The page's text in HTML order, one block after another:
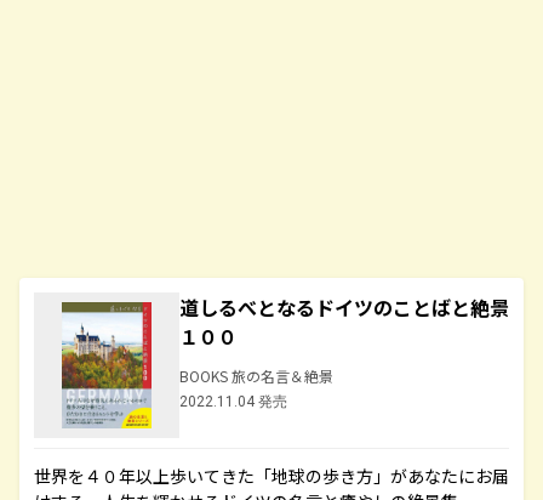
道しるべとなるドイツのことばと絶景
１００
BOOKS 旅の名言＆絶景
2022.11.04 発売
世界を４０年以上歩いてきた「地球の歩き方」があなたにお届